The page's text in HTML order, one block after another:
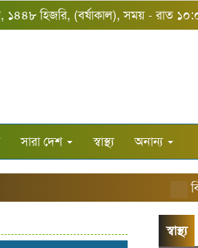
১৪৪৮ হিজরি, (বর্ষাকাল), সময় - রাত
সারা দেশ স্বাস্থ্য অনান্য
স্বাস্থ্য